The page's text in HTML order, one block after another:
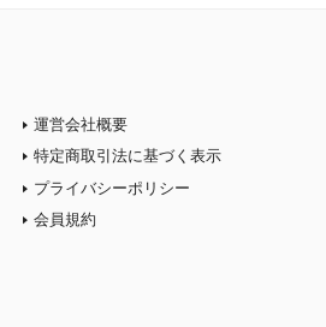
運営会社概要
特定商取引法に基づく表示
プライバシーポリシー
会員規約